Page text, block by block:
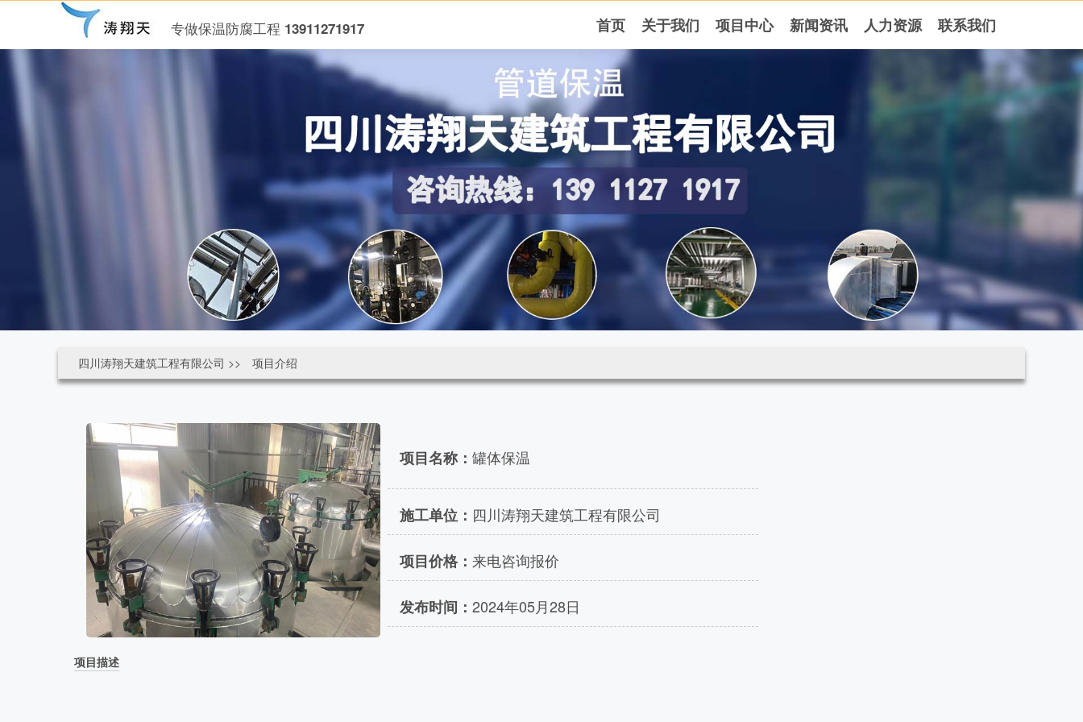
专做保温防腐工程 13911271917 首页 关于我们 项目中心 新闻资讯 人力资源 联系我们
四川涛翔天建筑工程有限公司 >> 项目介绍
项目名称： 罐体保温
施工单位： 四川涛翔天建筑工程有限公司
项目价格： 来电咨询报价
发布时间： 2024年05月28日
项目描述